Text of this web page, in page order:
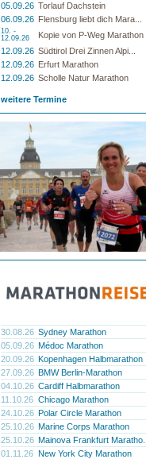
05.09.26 Torlauf Dachstein
06.09.26 Flensburg liebt dich Mara...
10. -
12.09.26
Kopie von P-Weg Marathon
12.09.26 Südtirol Drei Zinnen Alpi...
12.09.26 Erfurt Marathon
12.09.26 Scholle Natur Marathon
weitere Termine
30.08.26 Sydney Marathon
05.09.26 Médoc Marathon
20.09.26 Kopenhagen Halbmarathon
27.09.26 BMW Berlin-Marathon
04.10.26 Cardiff Halbmarathon
11.10.26 Chicago Marathon
24.10.26 Polar Circle Marathon
25.10.26 Marine Corps Marathon
25.10.26 Mainova Frankfurt Maratho...
01.11.26 New York City Marathon